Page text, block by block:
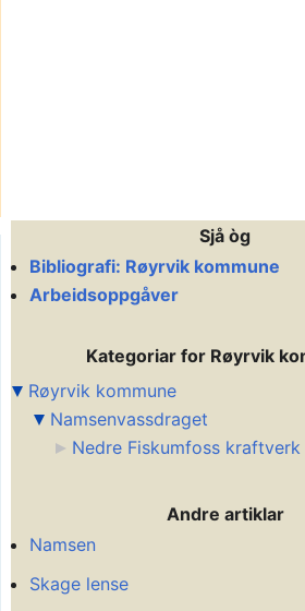
Sjå òg
Bibliografi: Røyrvik kommune
Arbeidsoppgåver
Kategoriar for Røyrvik
Røyrvik kommune
Namsenvassdraget
Nedre Fiskumfoss kraftverk
Andre artiklar
Namsen
Skage lense